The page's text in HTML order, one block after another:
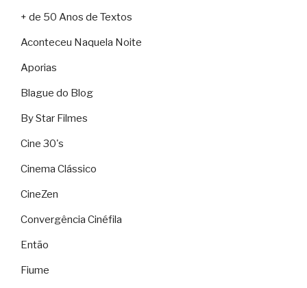
+ de 50 Anos de Textos
Aconteceu Naquela Noite
Aporias
Blague do Blog
By Star Filmes
Cine 30's
Cinema Clássico
CineZen
Convergência Cinéfila
Então
Fiume